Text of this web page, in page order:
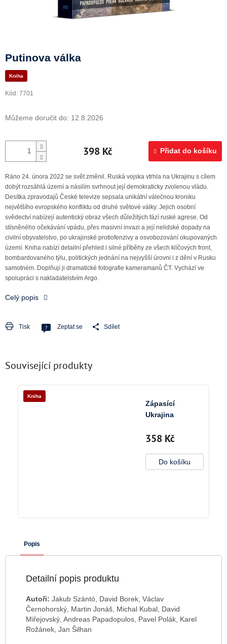
Doprava a platba
Putinova válka
Kniha
Kód: 7701
Můžeme doručit do: 12.8.2026
398 Kč Přidat do košíku
Ráno 24. února 2022 se svět změnil. Ruská vojska vtrhla na Ukrajinu s cílem
dobýt rozsáhlá území a násilím svrhnout její demokraticky zvolenou vládu.
Desítka zpravodajů České televize sepsala unikátní válečnou kroniku
největšího evropského konfliktu od druhé světové války. Jejich osobní
svědectví nabízejí autentický obraz všech důležitých fází ruské agrese. Od
stísněného očekávání vpádu, přes masivní invazi a její nelidské dopady na
civilní obyvatelstvo, po ukrajinské protiofenzivy a osvobozování okupovaných
území. Kniha nabízí detailní přehled i silné příběhy ze všech klíčových front,
bombardovaného týlu, politických jednání na nejvyšší úrovni i z dění v Rusku
samotném. Doplňují ji dramatické fotografie kameramanů ČT. Vychází ve
spolupráci s nakladatelstvím Argo.
Celý popis
Tisk Zeptat se Sdílet
Související produkty
Kniha
Zápasící
Ukrajina
358 Kč
Do košíku
Popis
Detailní popis produktu
Autoři: Jakub Szántó, David Borek, Václav
Černohorský, Martin Jonáš, Michal Kubal, David
Miřejovský, Andreas Papadopulos, Pavel Polák, Karel
Rožánek, Jan Šilhan